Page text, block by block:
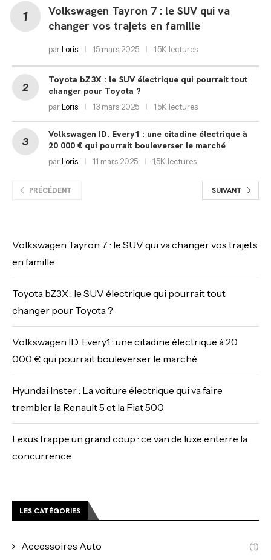
Volkswagen Tayron 7 : le SUV qui va
changer vos trajets en famille
parLoris 15 mars 2025 1,5K lectures
Toyota bZ3X : le SUV électrique qui pourrait tout
changer pour Toyota ?
parLoris 13 mars 2025 1,5K lectures
Volkswagen ID. Every1 : une citadine électrique à
20 000 € qui pourrait bouleverser le marché
parLoris 11 mars 2025 1,5K lectures
PRÉCÉDENT SUIVANT
Volkswagen Tayron 7 : le SUV qui va changer vos trajets
en famille
Toyota bZ3X : le SUV électrique qui pourrait tout
changer pour Toyota ?
Volkswagen ID. Every1 : une citadine électrique à 20
000 € qui pourrait bouleverser le marché
Hyundai Inster : La voiture électrique qui va faire
trembler la Renault 5 et la Fiat 500
Lexus frappe un grand coup : ce van de luxe enterre la
concurrence
LES CATÉGORIES
Accessoires Auto (1)